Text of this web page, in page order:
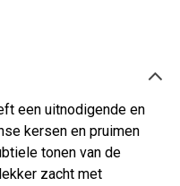
een uitnodigende en
kersen en pruimen
tonen van de
zacht met